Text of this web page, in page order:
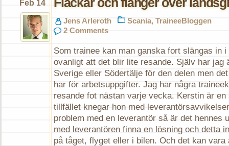
Feb 14
Jens Arleroth Scania, TraineeBloggen
2 Comments
Som trainee kan man ganska fort slängas in
ovanligt att det blir lite resande. Själv har jag
Sverige eller Södertälje för den delen men
har för arbetsuppgifter. Jag har några
resande fot nästan varje vecka. Kerstin är en
tillfället knegar hon med
problem med en leverantör så är det hennes
med leverantören finna en lösning och detta
på tåget, flyget eller i bilen. Och det kan vara